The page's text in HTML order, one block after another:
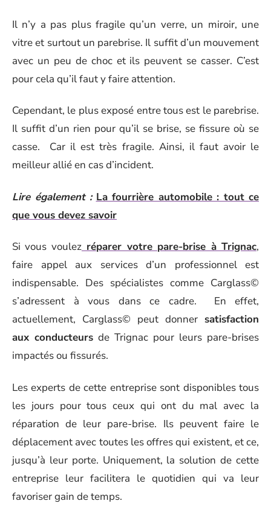
Il n’y a pas plus fragile qu’un verre, un miroir, une
vitre et surtout un parebrise. Il suffit d’un mouvement
avec un peu de choc et ils peuvent se casser. C’est
pour cela qu’il faut y faire attention.
Cependant, le plus exposé entre tous est le parebrise.
Il suffit d’un rien pour qu’il se brise, se fissure où se
casse. Car il est très fragile. Ainsi, il faut avoir le
meilleur allié en cas d’incident.
Lire également : La fourrière automobile : tout ce
que vous devez savoir
Si vous voulezréparer votre pare-brise à Trignac,
faire appel aux services d’un professionnel est
indispensable. Des spécialistes comme Carglass©
s’adressent à vous dans ce cadre. En effet,
actuellement, Carglass© peut donner satisfaction
aux conducteurs de Trignac pour leurs pare-brises
impactés ou fissurés.
Les experts de cette entreprise sont disponibles tous
les jours pour tous ceux qui ont du mal avec la
réparation de leur pare-brise. Ils peuvent faire le
déplacement avec toutes les offres qui existent, et ce,
jusqu’à leur porte. Uniquement, la solution de cette
entreprise leur facilitera le quotidien qui va leur
favoriser gain de temps.